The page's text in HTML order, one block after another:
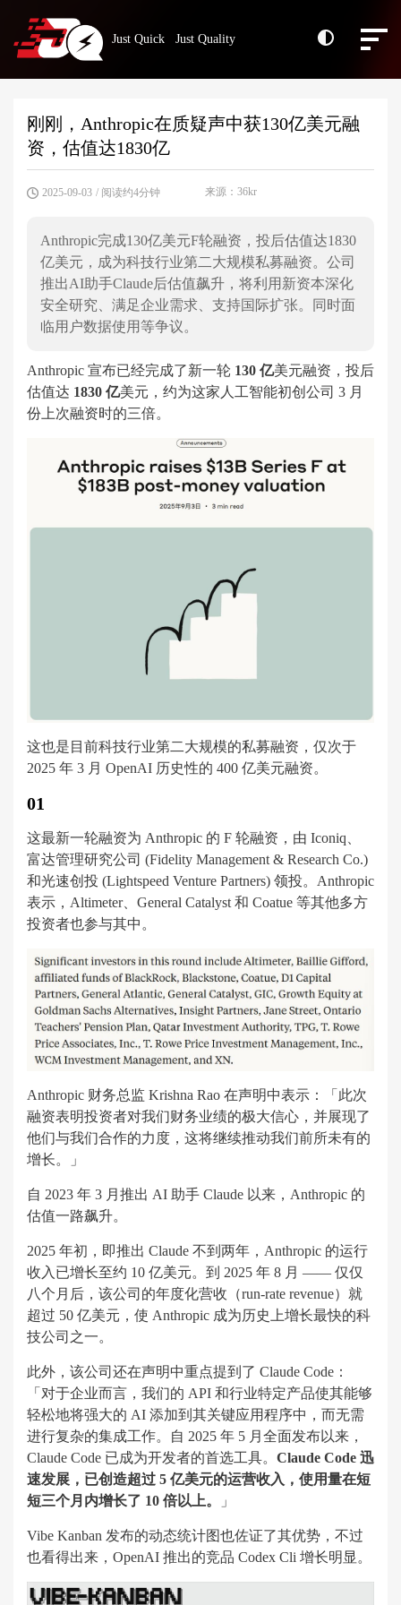
Just Quick Just Quality
刚刚，Anthropic在质疑声中获130亿美元融
资，估值达1830亿
2025-09-03 / 阅读约4分钟 来源：36kr
Anthropic完成130亿美元F轮融资，投后估值达1830
亿美元，成为科技行业第二大规模私募融资。公司
推出AI助手Claude后估值飙升，将利用新资本深化
安全研究、满足企业需求、支持国际扩张。同时面
临用户数据使用等争议。
Anthropic 宣布已经完成了新一轮 130 亿美元融资，投后
估值达 1830 亿美元，约为这家人工智能初创公司 3 月
份上次融资时的三倍。
这也是目前科技行业第二大规模的私募融资，仅次于
2025 年 3 月 OpenAI 历史性的 400 亿美元融资。
01
这最新一轮融资为 Anthropic 的 F 轮融资，由 Iconiq、
富达管理研究公司 (Fidelity Management & Research Co.)
和光速创投 (Lightspeed Venture Partners) 领投。Anthropic
表示，Altimeter、General Catalyst 和 Coatue 等其他多方
投资者也参与其中。
Anthropic 财务总监 Krishna Rao 在声明中表示：「此次
融资表明投资者对我们财务业绩的极大信心，并展现了
他们与我们合作的力度，这将继续推动我们前所未有的
增长。」
自 2023 年 3 月推出 AI 助手 Claude 以来，Anthropic 的
估值一路飙升。
2025 年初，即推出 Claude 不到两年，Anthropic 的运行
收入已增长至约 10 亿美元。到 2025 年 8 月 —— 仅仅
八个月后，该公司的年度化营收（run-rate revenue）就
超过 50 亿美元，使 Anthropic 成为历史上增长最快的科
技公司之一。
此外，该公司还在声明中重点提到了 Claude Code：
「对于企业而言，我们的 API 和行业特定产品使其能够
轻松地将强大的 AI 添加到其关键应用程序中，而无需
进行复杂的集成工作。自 2025 年 5 月全面发布以来，
Claude Code 已成为开发者的首选工具。 Claude Code 迅
速发展，已创造超过 5 亿美元的运营收入，使用量在短
短三个月内增长了 10 倍以上。
」
Vibe Kanban 发布的动态统计图也佐证了其优势，不过
也看得出来，OpenAI 推出的竞品 Codex Cli 增长明显。